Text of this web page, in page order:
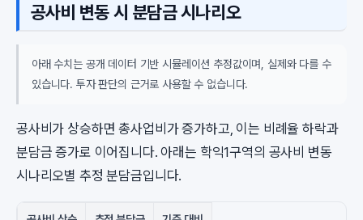
공사비 변동 시 분담금 시나리오
아래 수치는 공개 데이터 기반 시뮬레이션 추정값이며, 실제와 다를 수
있습니다. 투자 판단의 근거로 사용할 수 없습니다.
공사비가 상승하면 총사업비가 증가하고, 이는 비례율 하락과
분담금 증가로 이어집니다. 아래는 학익1구역의 공사비 변동
시나리오별 추정 분담금입니다.